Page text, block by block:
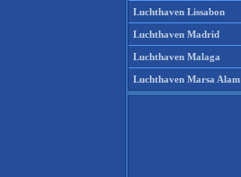
Luchthaven Lissabon
Luchthaven Madrid
Luchthaven Malaga
Luchthaven Marsa Alam